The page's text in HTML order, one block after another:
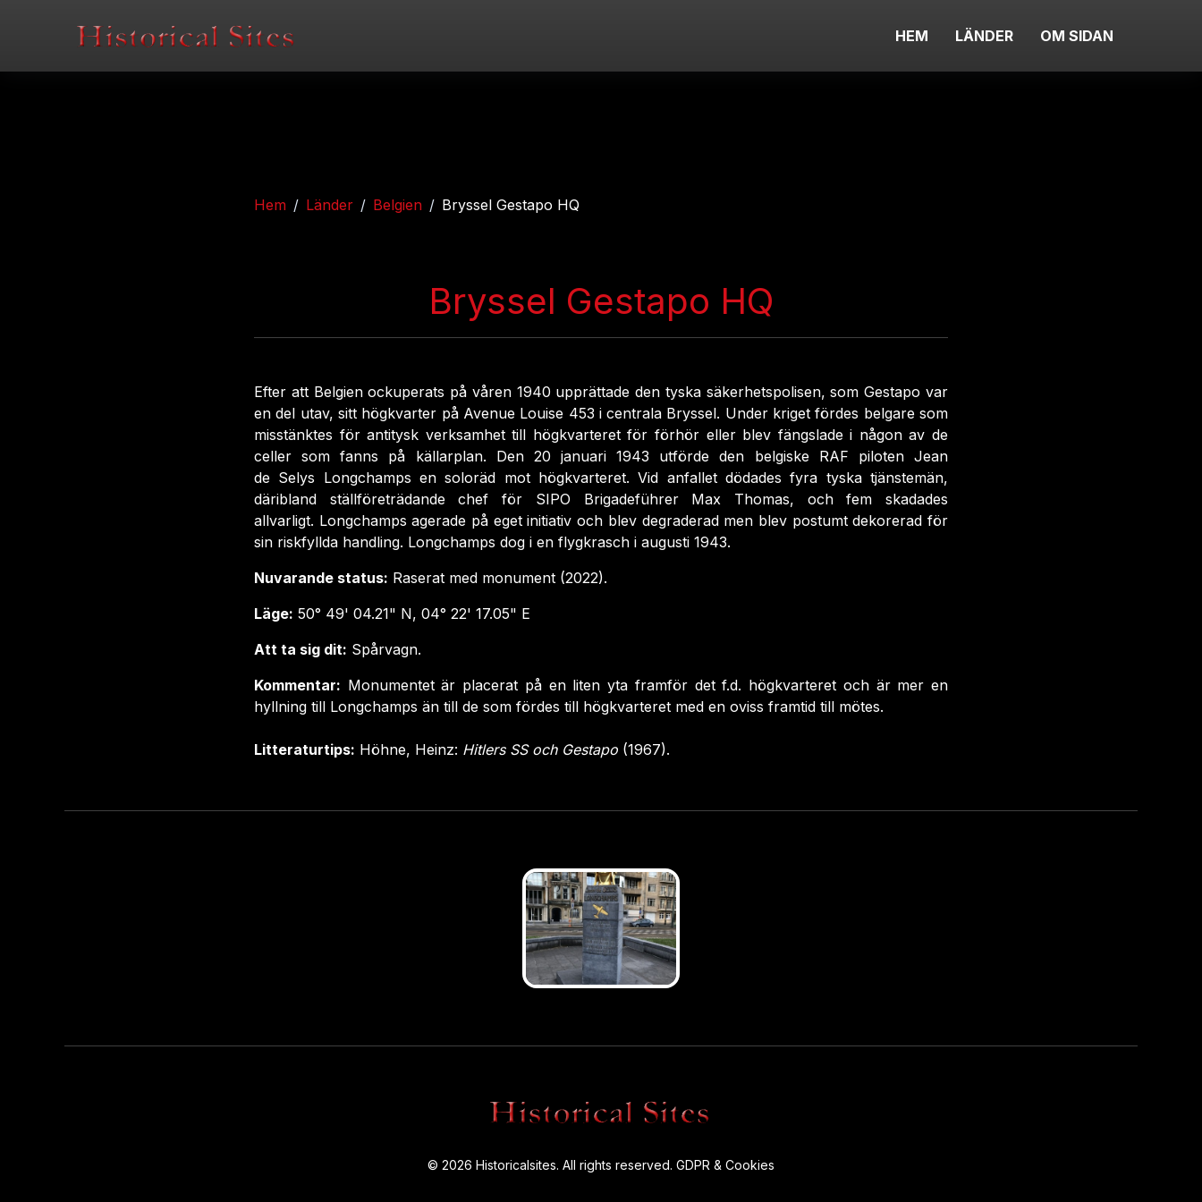
HEM LÄNDER OM SIDAN
Hem Länder Belgien Bryssel Gestapo HQ
Bryssel Gestapo HQ
Efter att Belgien ockuperats på våren 1940 upprättade den tyska säkerhetspolisen, som Gestapo var
en del utav, sitt högkvarter på AvenueLouise 453 i centrala Bryssel. Under kriget fördes belgare som
misstänktes för antitysk verksamhet till högkvarteret för förhör eller blev fängslade i någon av de
celler som fanns på källarplan. Den 20 januari 1943 utförde den belgiske RAF piloten Jean
de Selys Longchamps en soloräd mot högkvarteret. Vid anfallet dödades fyra tyska tjänstemän,
däribland ställföreträdande chef för SIPO BrigadeführerMax Thomas, och fem skadades
allvarligt. Longchamps agerade på eget initiativ och blev degraderad men blev postumt dekorerad för
sin riskfyllda handling. Longchamps dog i en flygkrasch i augusti 1943.
Nuvarande status: Raserat med monument (2022).
Läge: 50° 49' 04.21" N, 04° 22' 17.05" E
Att ta sig dit: Spårvagn.
Kommentar: Monumentet är placerat på en liten yta framför det f.d. högkvarteret och är mer en
hyllning till Longchamps än till de som fördes till högkvarteret med en oviss framtid till mötes.
Litteraturtips: Höhne, Heinz: Hitlers SS och Gestapo (1967).
© 2026 Historicalsites. All rights reserved. GDPR & Cookies